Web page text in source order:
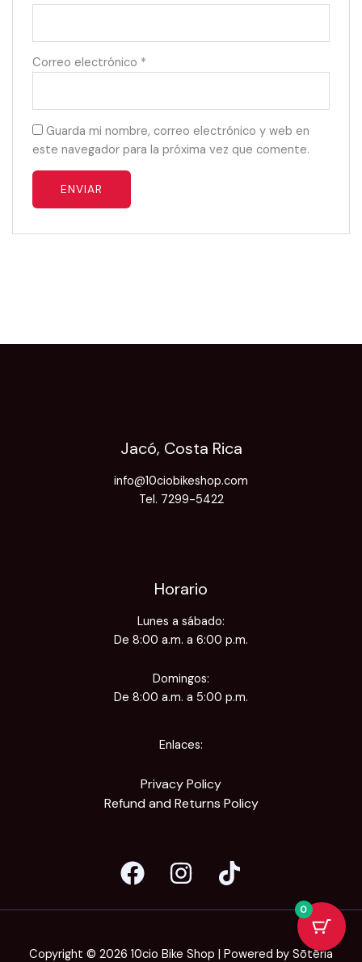
Correo electrónico *
Guarda mi nombre, correo electrónico y web en
este navegador para la próxima vez que comente.
Jacó, Costa Rica
info@10ciobikeshop.com
Tel. 7299-5422
Horario
Lunes a sábado:
De 8:00 a.m. a 6:00 p.m.
Domingos:
De 8:00 a.m. a 5:00 p.m.
Enlaces:
Privacy Policy
Refund and Returns Policy
Copyright © 2026 10cio Bike Shop | Powered by Sōtēria
0